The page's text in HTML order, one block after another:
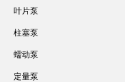
叶片泵
柱塞泵
蠕动泵
定量泵